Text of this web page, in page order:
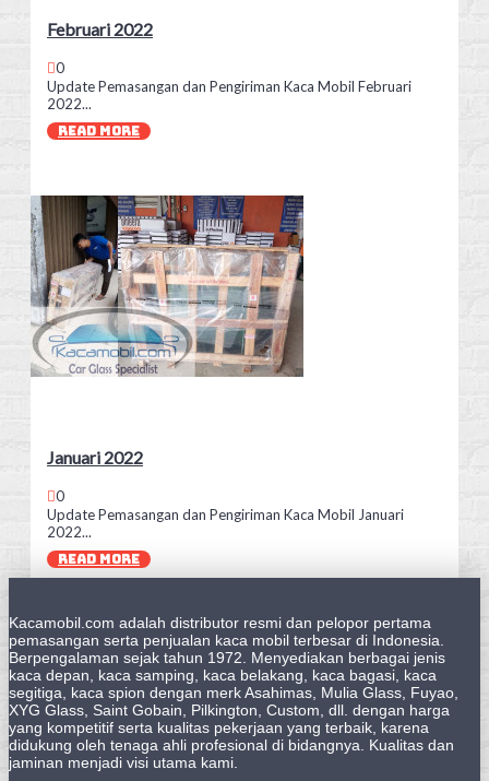
Februari 2022
0
Update Pemasangan dan Pengiriman Kaca Mobil Februari
2022...
READ MORE
Januari 2022
0
Update Pemasangan dan Pengiriman Kaca Mobil Januari
2022...
READ MORE
Kacamobil.com adalah distributor resmi dan pelopor pertama
pemasangan serta penjualan kaca mobil terbesar di Indonesia.
Berpengalaman sejak tahun 1972. Menyediakan berbagai jenis
kaca depan, kaca samping, kaca belakang, kaca bagasi, kaca
segitiga, kaca spion dengan merk Asahimas, Mulia Glass, Fuyao,
XYG Glass, Saint Gobain, Pilkington, Custom, dll. dengan harga
yang kompetitif serta kualitas pekerjaan yang terbaik, karena
didukung oleh tenaga ahli profesional di bidangnya. Kualitas dan
jaminan menjadi visi utama kami.